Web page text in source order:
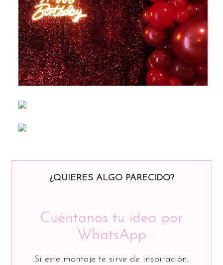
¿QUIERES ALGO PARECIDO?
Cuéntanos tu idea por
WhatsApp
Si este montaje te sirve de inspiración,